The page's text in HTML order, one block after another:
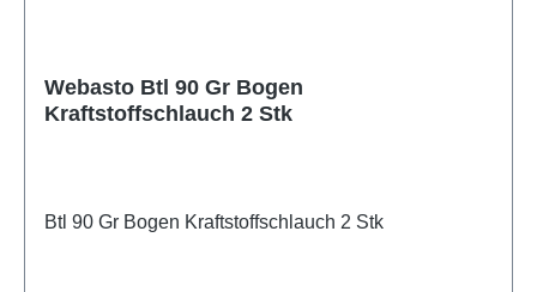
Webasto Btl 90 Gr Bogen
Kraftstoffschlauch 2 Stk
Btl 90 Gr Bogen Kraftstoffschlauch 2 Stk